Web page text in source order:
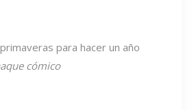
para hacer un año
cómico